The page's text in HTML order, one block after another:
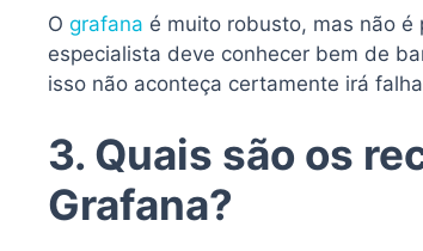
O grafana é muito robusto, mas não
especialista deve conhecer bem de
isso não aconteça certamente irá
3. Quais são os
Grafana?